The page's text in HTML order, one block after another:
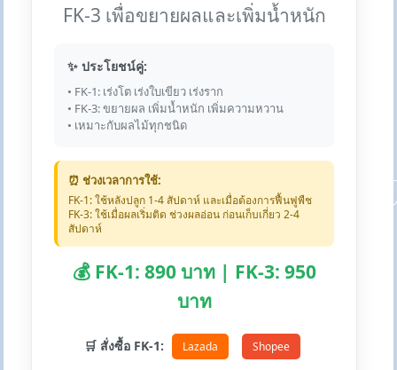
FK-3 เพื่อขยายผลและเพิ่มน้ำหนัก
✨ ประโยชน์คู่:
• FK-1: เร่งโต เร่งใบเขียว เร่งราก
• FK-3: ขยายผล เพิ่มน้ำหนัก เพิ่มความหวาน
• เหมาะกับผลไม้ทุกชนิด
⏰ ช่วงเวลาการใช้:
FK-1: ใช้หลังปลูก 1-4 สัปดาห์ และเมื่อต้องการฟื้นฟูพืช
FK-3: ใช้เมื่อผลเริ่มติด ช่วงผลอ่อน ก่อนเก็บเกี่ยว 2-4
สัปดาห์
💰 FK-1: 890 บาท | FK-3: 950
บาท
🛒 สั่งซื้อ FK-1: Lazada Shopee